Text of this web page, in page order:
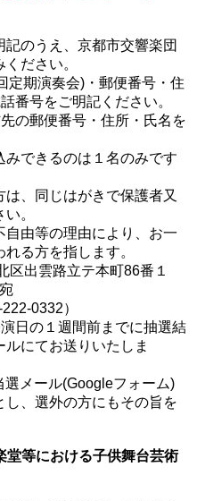
のうえ、京都市交響楽団
ださい。
定期演奏会)・郵便番号・住
番号をご明記ください。
の郵便番号・住所・氏名を
できるのは１名のみです
、同じはがきで保護者又
。
由等の理由により、お一
る方を指します。
区出雲路立テ本町86番１
0332）
日の１週間前までに抽選結
にてお送りいたしま
メール(Googleフォーム)
、選外の方にもその旨を
堂等における子供舞台芸術